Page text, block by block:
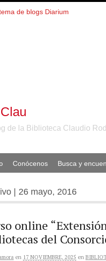
de la Biblioteca Claudio
Conócenos Busca y
| 26 mayo, 2016
online
del
en 17 NOVIEMBRE, 2025 en